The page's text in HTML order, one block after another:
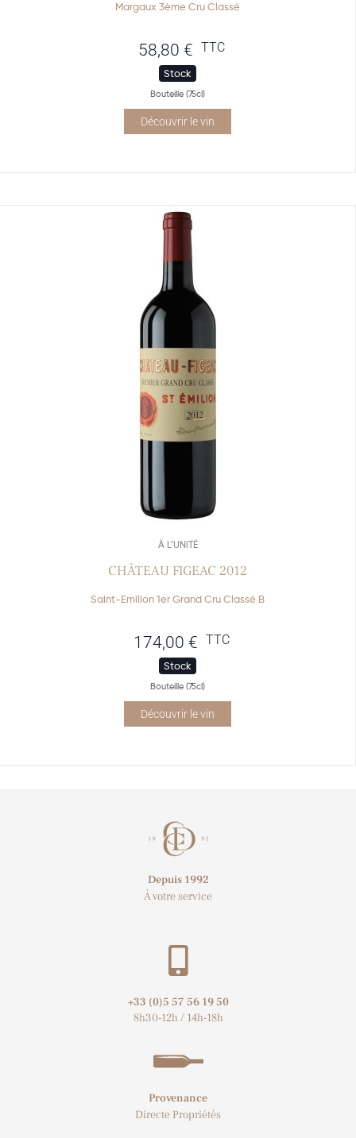
Margaux 3ème Cru Classé
58,80 € TTC
Stock
Bouteille (75cl)
Découvrir le vin
À L’UNITÉ
CHÂTEAU FIGEAC 2012
Saint-Emilion 1er Grand Cru Classé B
174,00 € TTC
Stock
Bouteille (75cl)
Découvrir le vin
Depuis 1992
À votre service
+33 (0)5 57 56 19 50​
8h30-12h / 14h-18h
Provenance
Directe Propriétés